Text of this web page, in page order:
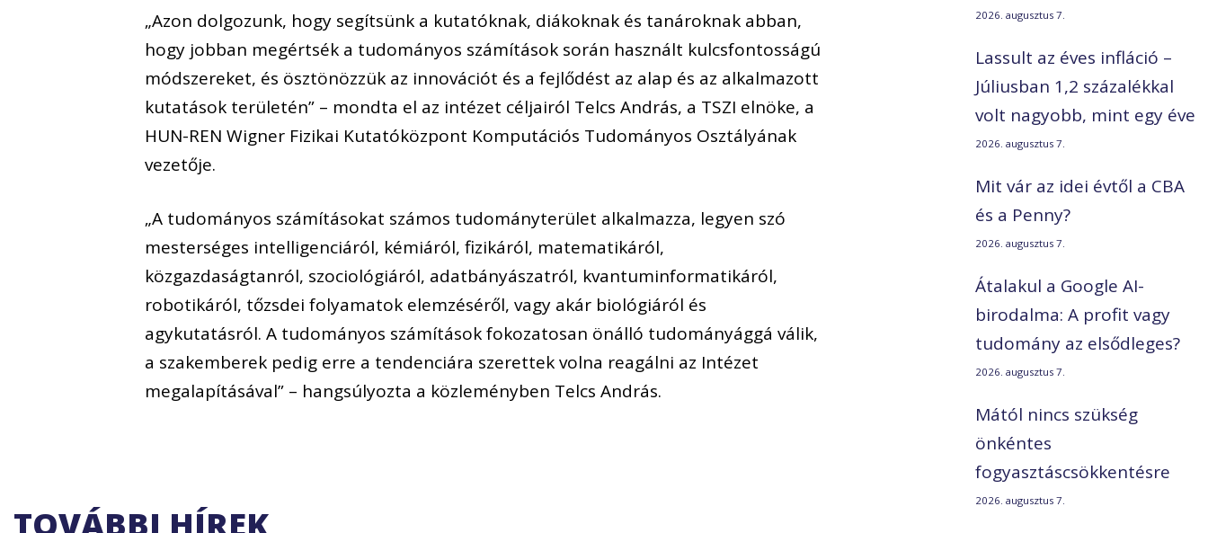
„Azon dolgozunk, hogy segítsünk a kutatóknak, diákoknak és tanároknak abban,
hogy jobban megértsék a tudományos számítások során használt kulcsfontosságú
módszereket, és ösztönözzük az innovációt és a fejlődést az alap és az alkalmazott
kutatások területén” – mondta el az intézet céljairól Telcs András, a TSZI elnöke, a
HUN-REN Wigner Fizikai Kutatóközpont Komputációs Tudományos Osztályának
vezetője.
„A tudományos számításokat számos tudományterület alkalmazza, legyen szó
mesterséges intelligenciáról, kémiáról, fizikáról, matematikáról,
közgazdaságtanról, szociológiáról, adatbányászatról, kvantuminformatikáról,
robotikáról, tőzsdei folyamatok elemzéséről, vagy akár biológiáról és
agykutatásról. A tudományos számítások fokozatosan önálló tudományággá válik,
a szakemberek pedig erre a tendenciára szerettek volna reagálni az Intézet
megalapításával” – hangsúlyozta a közleményben Telcs András.
TOVÁBBI HÍREK
2026. augusztus 7.
Lassult az éves infláció –
Júliusban 1,2 százalékkal
volt nagyobb, mint egy éve
2026. augusztus 7.
Mit vár az idei évtől a CBA
és a Penny?
2026. augusztus 7.
Átalakul a Google AI-
birodalma: A profit vagy
tudomány az elsődleges?
2026. augusztus 7.
Mától nincs szükség
önkéntes
fogyasztáscsökkentésre
2026. augusztus 7.